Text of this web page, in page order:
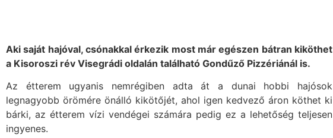
Aki saját hajóval, csónakkal érkezik most már egészen bátran kiköthet
a Kisoroszi rév Visegrádi oldalán található Gondűző Pizzériánál is.
Az étterem ugyanis nemrégiben adta át a dunai hobbi hajósok
legnagyobb örömére önálló kikötőjét, ahol igen kedvező áron köthet ki
bárki, az étterem vízi vendégei számára pedig ez a lehetőség teljesen
ingyenes.